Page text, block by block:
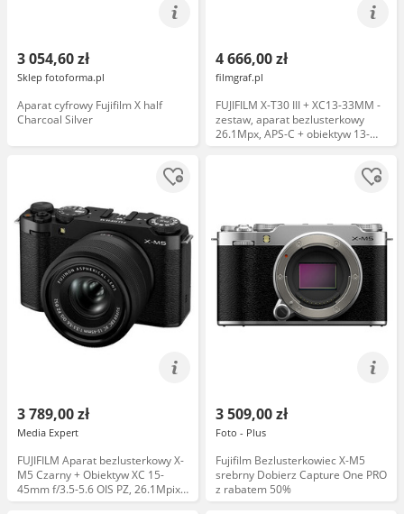
3 054,60 zł
Sklep fotoforma.pl
Aparat cyfrowy Fujifilm X half
Charcoal Silver
4 666,00 zł
filmgraf.pl
FUJIFILM X-T30 III + XC13-33MM -
zestaw, aparat bezlusterkowy
26.1Mpx, APS-C + obiektyw 13-
33mm, F3.5-6.3 (czarno-srebrny)
3 789,00 zł
Media Expert
FUJIFILM Aparat bezlusterkowy X-
M5 Czarny + Obiektyw XC 15-
45mm f/3.5-5.6 OIS PZ, 26.1Mpix,
6.2K/30kl, 425 punktowy AF
3 509,00 zł
Foto - Plus
Fujifilm Bezlusterkowiec X-M5
srebrny Dobierz Capture One PRO
z rabatem 50%